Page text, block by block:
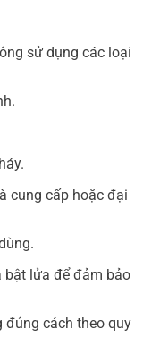
sử dụng các loại
cung cấp hoặc đại
bật lửa để đảm bảo
đúng cách theo quy